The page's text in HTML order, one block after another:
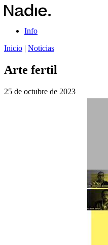
Info
Inicio | Noticias
Arte fertil
25 de octubre de 2023